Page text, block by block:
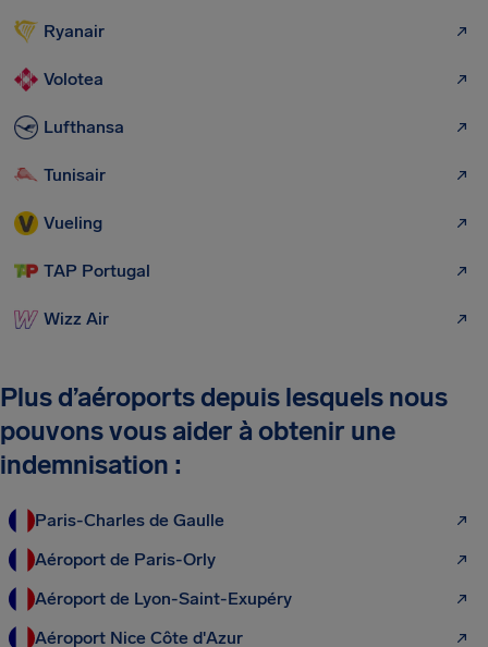
Ryanair
Volotea
Lufthansa
Tunisair
Vueling
TAP Portugal
Wizz Air
Plus d’aéroports depuis lesquels nous
pouvons vous aider à obtenir une
indemnisation :
Paris-Charles de Gaulle
Aéroport de Paris-Orly
Aéroport de Lyon-Saint-Exupéry
Aéroport Nice Côte d'Azur